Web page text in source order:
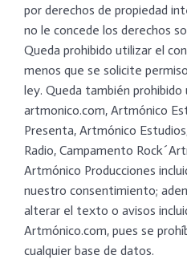
por derechos de propiedad
no le concede los derechos
Queda prohibido utilizar el
menos que se solicite
ley. Queda también prohibido
artmonico.com, Artmónico
Presenta, Artmónico
Radio, Campamento
Artmónico Producciones
nuestro consentimiento;
alterar el texto o avisos
Artmónico.com, pues se
cualquier base de datos.